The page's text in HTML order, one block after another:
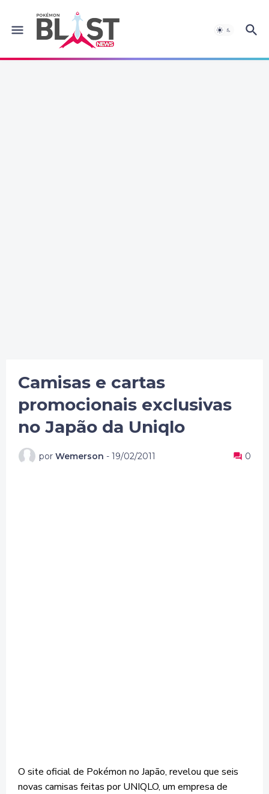
Camisas e cartas
promocionais exclusivas
no Japão da Uniqlo
por Wemerson - 19/02/2011 0
O site oficial de Pokémon no Japão, revelou que seis
novas camisas feitas por UNIQLO, um empresa de